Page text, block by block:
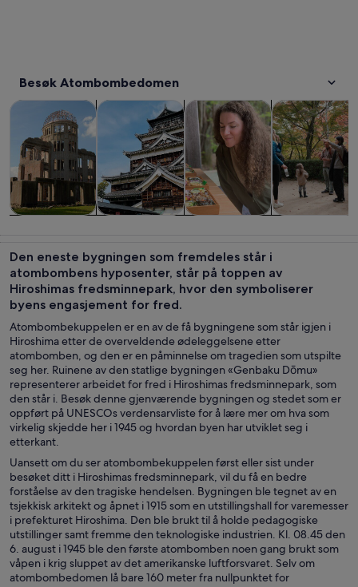
Besøk Atombombedomen
Omvisninger og dagsturerÅpnes i en ny fane
Historie og kulturÅpnes i en ny fane
turer
Private og skreddersydde
Mat, drikke
Den eneste bygningen som fremdeles står i
atombombens hyposenter, står på toppen av
Hiroshimas fredsminnepark, hvor den symboliserer
byens engasjement for fred.
Atombombekuppelen er en av de få bygningene som står igjen i
Hiroshima etter de overveldende ødeleggelsene etter
atombomben, og den er en påminnelse om tragedien som utspilte
seg her. Ruinene av den statlige bygningen «Genbaku Dōmu»
representerer arbeidet for fred i Hiroshimas fredsminnepark, som
den står i. Besøk denne gjenværende bygningen og stedet som er
oppført på UNESCOs verdensarvliste for å lære mer om hva som
virkelig skjedde her i 1945 og hvordan byen har utviklet seg i
etterkant.
Uansett om du ser atombombekuppelen først eller sist under
besøket ditt i Hiroshimas fredsminnepark, vil du få en bedre
forståelse av den tragiske hendelsen. Bygningen ble tegnet av en
tsjekkisk arkitekt og åpnet i 1915 som en utstillingshall for varemesser
i prefekturet Hiroshima. Den ble brukt til å holde pedagogiske
utstillinger samt fremme den teknologiske industrien. Kl. 08.45 den
6. august i 1945 ble den første atombomben noen gang brukt som
våpen i krig sluppet av det amerikanske luftforsvaret. Selv om
atombombedomen lå bare 160 meter fra nullpunktet for